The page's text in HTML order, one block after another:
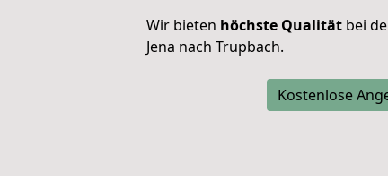
Wir bieten höchste Qualität bei
Jena nach Trupbach.
Kostenlose